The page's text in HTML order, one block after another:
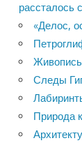
рассталось
«Делос,
Следы
Природа